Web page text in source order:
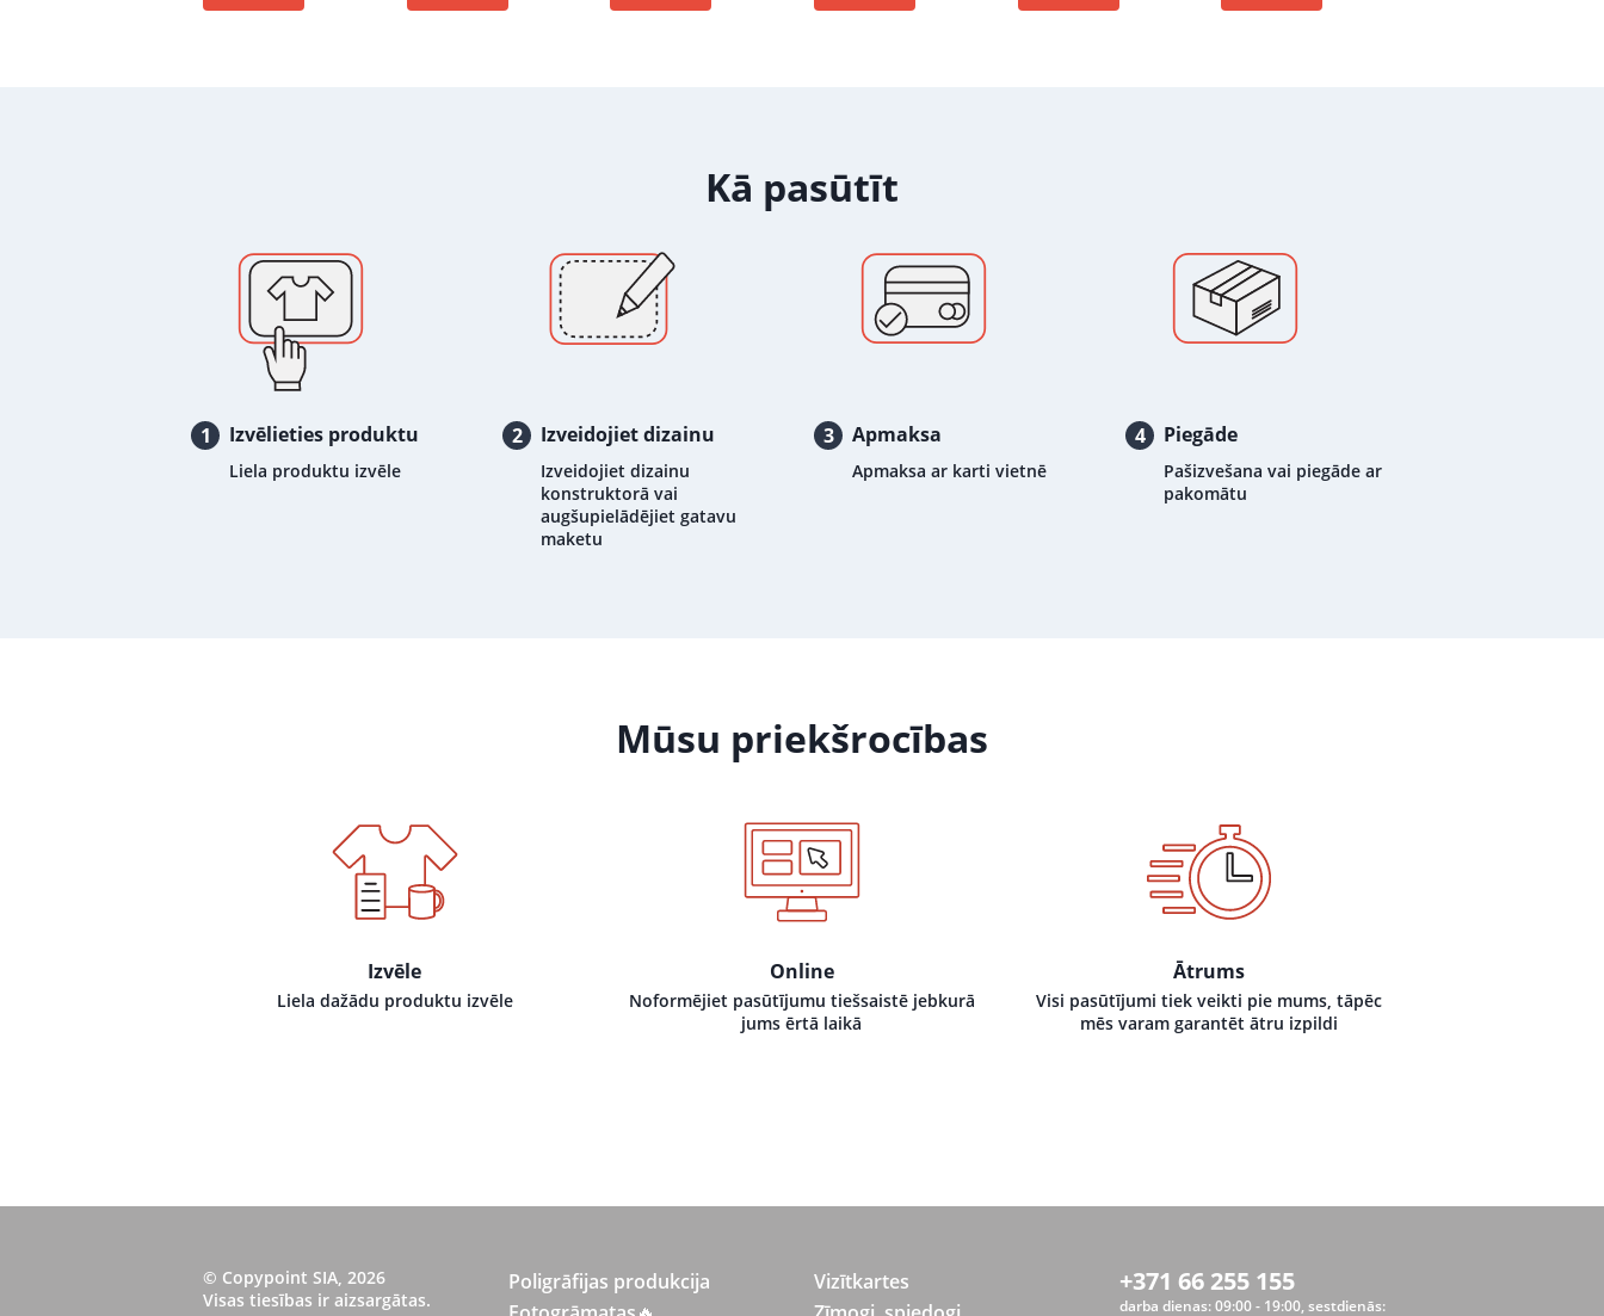
Kā pasūtīt
1 Izvēlieties produktu
Liela produktu izvēle
2 Izveidojiet dizainu
Izveidojiet dizainu
konstruktorā vai
augšupielādējiet gatavu
maketu
3 Apmaksa
Apmaksa ar karti vietnē
4 Piegāde
Pašizvešana vai piegāde ar
pakomātu
Mūsu priekšrocības
Izvēle
Liela dažādu produktu izvēle
Online
Noformējiet pasūtījumu tiešsaistē jebkurā
jums ērtā laikā
Ātrums
Visi pasūtījumi tiek veikti pie mums, tāpēc
mēs varam garantēt ātru izpildi
© Copypoint SIA, 2026
Visas tiesības ir aizsargātas.
Poligrāfijas produkcija
Vizītkartes
+371 66 255 155
darba dienas: 09:00 - 19:00, sestdienās: